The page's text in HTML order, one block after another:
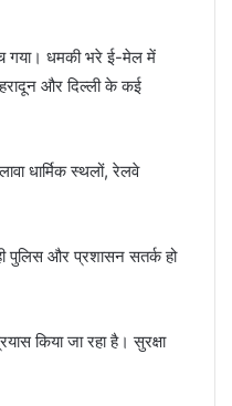
गया। धमकी भरे ई-मेल में
और दिल्ली के कई
धार्मिक स्थलों, रेलवे
पुलिस और प्रशासन सतर्क हो
किया जा रहा है। सुरक्षा